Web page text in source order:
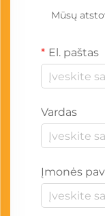
Mūsų
El. paštas
Vardas
Įmonės